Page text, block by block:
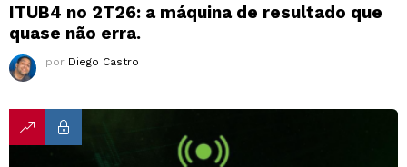
ITUB4 no 2T26: a máquina de resultado que
quase não erra.
por Diego Castro